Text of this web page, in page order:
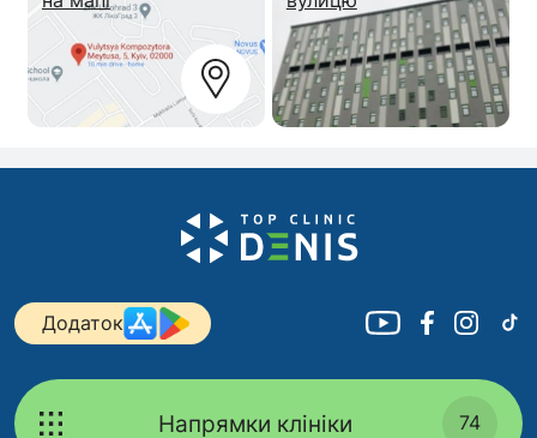
Додаток
Напрямки клініки 74